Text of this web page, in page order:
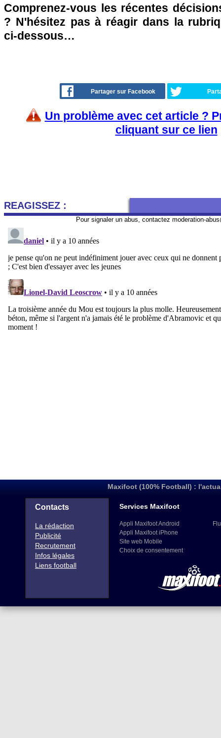
Comprenez-vous les récentes
? N'hésitez pas à réagir dans la
ci-dessous…
Partager sur Facebook
Un problème avec cet article ?
cliquant sur ce lien
REAGISSEZ :
Pour signaler un abus, contactez moderation-
Maxifoot (100% Football) :
Contacts
La rédaction
Publicité
Recrutement
Infos légales
Liens football
Services Maxifoot
Appli Maxifoot Android
Appli Maxifoot iPhone
Site web Mobile
Choix de consentement